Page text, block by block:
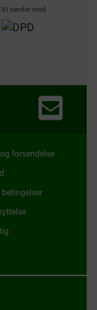
Vi sender med
forsendelse